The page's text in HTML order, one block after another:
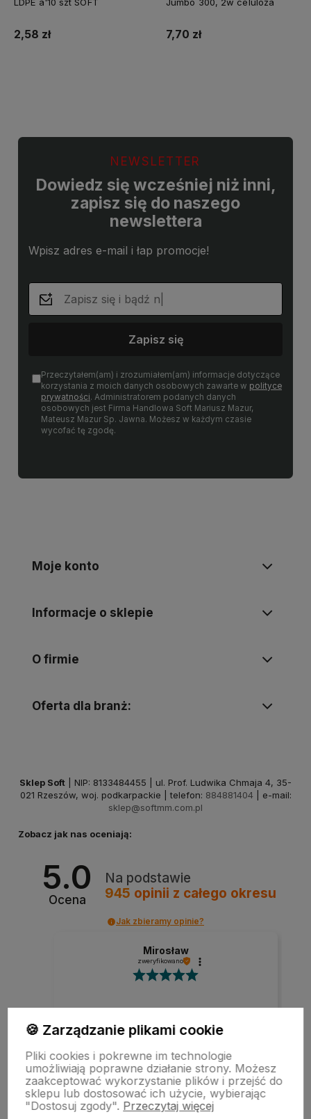
2,58 zł 7,70 zł
NEWSLETTER
Dowiedz się wcześniej niż inni,
zapisz się do naszego
newslettera
Wpisz adres e-mail i łap promocje!
Zapisz się
Przeczytałem(am) i zrozumiałem(am) informacje dotyczące
korzystania z moich danych osobowych zawarte w polityce
prywatności. Administratorem podanych danych
osobowych jest Firma Handlowa Soft Mariusz Mazur,
Mateusz Mazur Sp. Jawna. Możesz w każdym czasie
wycofać tę zgodę.
Moje konto
Informacje o sklepie
O firmie
Oferta dla branż:
Sklep Soft | NIP: 8133484455 | ul. Prof. Ludwika Chmaja 4, 35-
021 Rzeszów, woj. podkarpackie | telefon: 884881404 | e-mail:
sklep@softmm.com.pl
Zobacz jak nas oceniają:
5.0
Ocena
Na podstawie
945 opinii z całego okresu
Jak zbieramy opinie?
Mirosław
zweryfikowano
Szybka realizacja zamówienia.
w tym miesiącu
🍪 Zarządzanie plikami cookie
Pliki cookies i pokrewne im technologie
umożliwiają poprawne działanie strony. Możesz
zaakceptować wykorzystanie plików i przejść do
sklepu lub dostosować ich użycie, wybierając
"Dostosuj zgody". Przeczytaj więcej